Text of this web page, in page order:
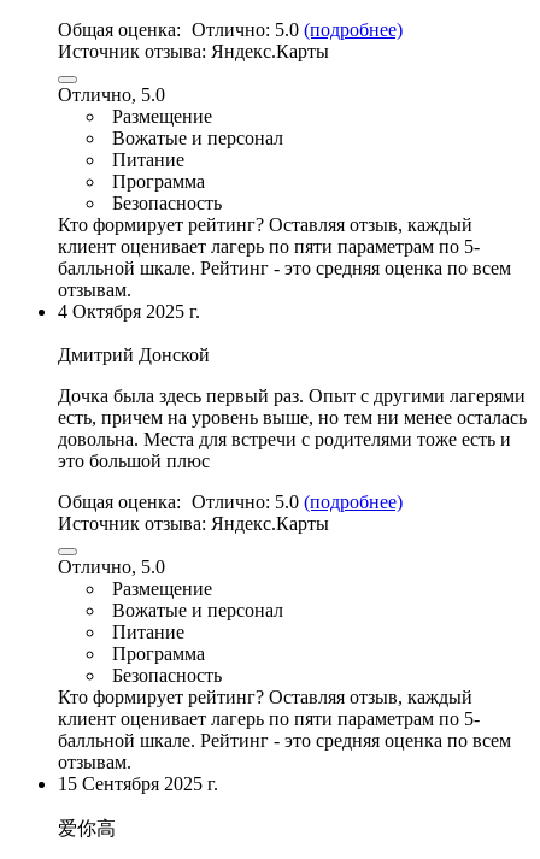
Общая оценка: Отлично: 5.0 (подробнее)
Источник отзыва: Яндекс.Карты
Отлично, 5.0
Размещение
Вожатые и персонал
Питание
Программа
Безопасность
Кто формирует рейтинг? Оставляя отзыв, каждый
клиент оценивает лагерь по пяти параметрам по 5-
балльной шкале. Рейтинг - это средняя оценка по всем
отзывам.
4 Октября 2025 г.
Дмитрий Донской
Дочка была здесь первый раз. Опыт с другими лагерями
есть, причем на уровень выше, но тем ни менее осталась
довольна. Места для встречи с родителями тоже есть и
это большой плюс
Общая оценка: Отлично: 5.0 (подробнее)
Источник отзыва: Яндекс.Карты
Отлично, 5.0
Размещение
Вожатые и персонал
Питание
Программа
Безопасность
Кто формирует рейтинг? Оставляя отзыв, каждый
клиент оценивает лагерь по пяти параметрам по 5-
балльной шкале. Рейтинг - это средняя оценка по всем
отзывам.
15 Сентября 2025 г.
爱你高